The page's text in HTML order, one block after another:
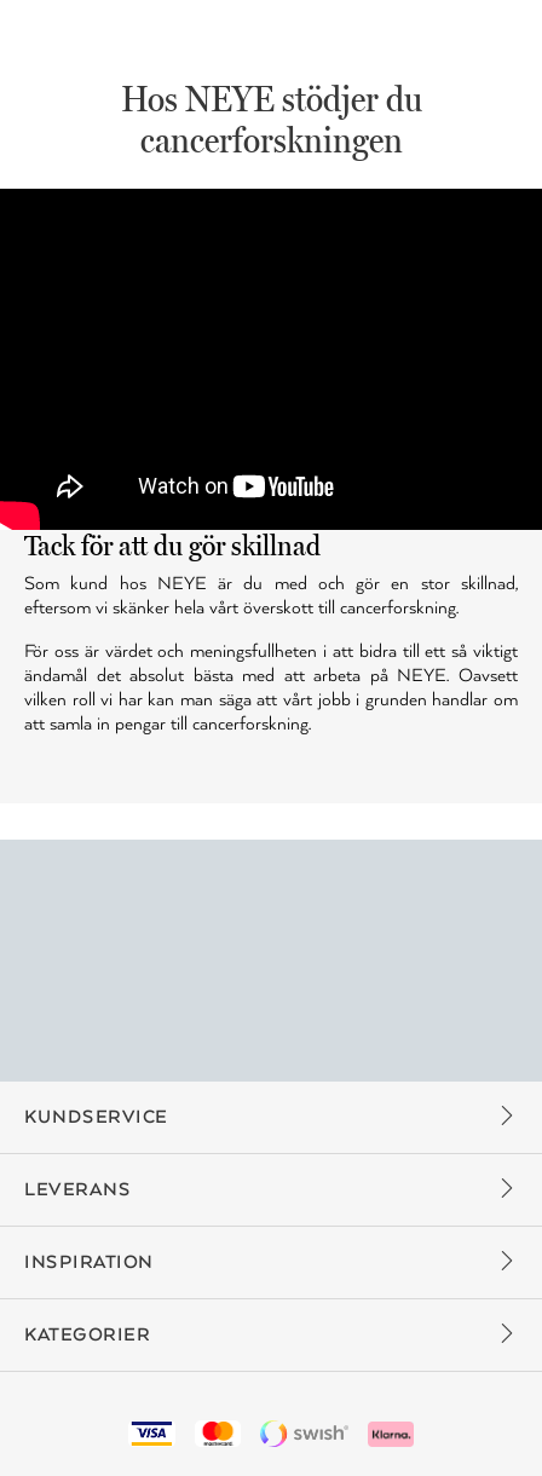
Hos NEYE stödjer du
cancerforskningen
Tack för att du gör skillnad
Som kund hos NEYE är du med och gör en stor skillnad,
eftersom vi skänker hela vårt överskott till cancerforskning.
För oss är värdet och meningsfullheten i att bidra till ett så viktigt
ändamål det absolut bästa med att arbeta på NEYE. Oavsett
vilken roll vi har kan man säga att vårt jobb i grunden handlar om
att samla in pengar till cancerforskning.
KUNDSERVICE
LEVERANS
INSPIRATION
KATEGORIER